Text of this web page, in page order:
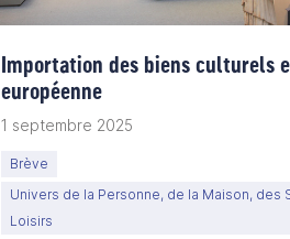
Importation des biens culturels
européenne
1 septembre 2025
Brève
Univers de la Personne, de la Maison, des
Loisirs